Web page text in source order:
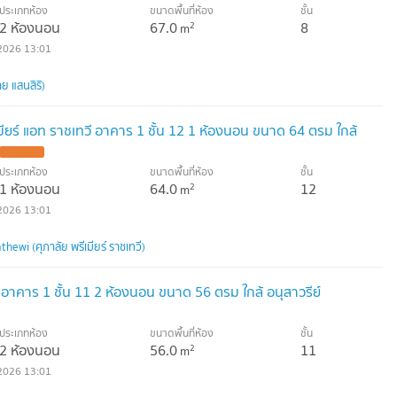
ประเภทห้อง
2 ห้องนอน
ขนาดพื้นที่ห้อง
67.0m2
ชั้น
8
13:01
แสนสิริ)
ร์ แอท ราชเทวี อาคาร 1 ชั้น 12 1 ห้องนอน ขนาด 64 ตรม ใกล้
ประเภทห้อง
1 ห้องนอน
ขนาดพื้นที่ห้อง
64.0m2
ชั้น
12
13:01
(ศุภาลัย พรีเมียร์ ราชเทวี)
าคาร 1 ชั้น 11 2 ห้องนอน ขนาด 56 ตรม ใกล้ อนุสาวรีย์
ประเภทห้อง
2 ห้องนอน
ขนาดพื้นที่ห้อง
56.0m2
ชั้น
11
13:01